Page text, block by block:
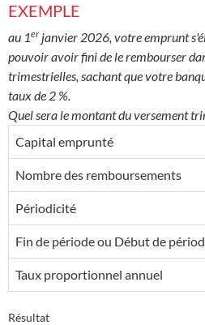
EXEMPLE
au 1erjanvier 2026, votre emprunt
pouvoir avoir fini de le rembourser
trimestrielles, sachant que votre
taux de 2 %.
Quel sera le montant du versement
Capital emprunté
Nombre des remboursements
Périodicité
Fin de période ou Début de
Taux proportionnel annuel
Résultat